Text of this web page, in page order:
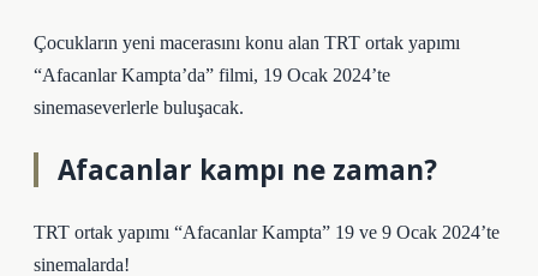
Çocukların yeni macerasını konu alan TRT ortak yapımı
“Afacanlar Kampta’da” filmi, 19 Ocak 2024’te
sinemaseverlerle buluşacak.
Afacanlar kampı ne zaman?
TRT ortak yapımı “Afacanlar Kampta” 19 ve 9 Ocak 2024’te
sinemalarda!